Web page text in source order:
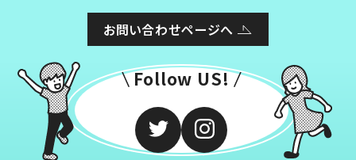
お問い合わせページへ
Follow US!